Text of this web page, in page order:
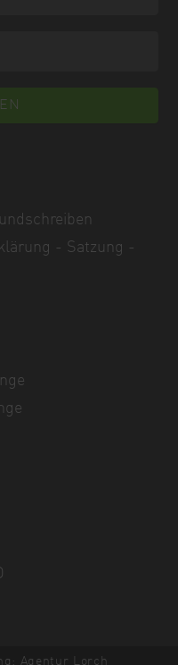
- Satzung -
Agentur Lorch